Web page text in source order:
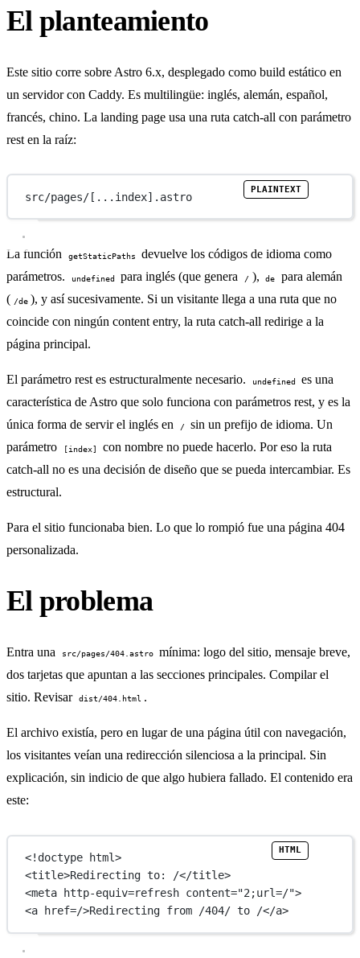
El planteamiento
Este sitio corre sobre Astro 6.x, desplegado como build estático en
un servidor con Caddy. Es multilingüe: inglés, alemán, español,
francés, chino. La landing page usa una ruta catch-all con parámetro
rest en la raíz:
src/pages/[...index].astro
La función getStaticPaths
devuelve los códigos de idioma como
parámetros.
undefined para inglés (que genera / ), de
para alemán
( /de ), y así sucesivamente. Si un visitante llega a una ruta que no
coincide con ningún content entry, la ruta catch-all redirige a la
página principal.
El parámetro rest es estructuralmente necesario. undefined
es una
característica de Astro que solo funciona con parámetros rest, y es la
única forma de servir el inglés en
/
sin un prefijo de idioma. Un
parámetro
[index]
con nombre no puede hacerlo. Por eso la ruta
catch-all no es una decisión de diseño que se pueda intercambiar. Es
estructural.
Para el sitio funcionaba bien. Lo que lo rompió fue una página 404
personalizada.
El problema
Entra una src/pages/404.astro
mínima: logo del sitio, mensaje breve,
dos tarjetas que apuntan a las secciones principales. Compilar el
sitio. Revisar dist/404.html .
El archivo existía, pero en lugar de una página útil con navegación,
los visitantes veían una redirección silenciosa a la principal. Sin
explicación, sin indicio de que algo hubiera fallado. El contenido era
este:
<! doctype html>
<title>Redirecting to: /</title>
<meta http-equiv=refresh content="2;url=/">
<a href=/>Redirecting from /404/ to /</a>